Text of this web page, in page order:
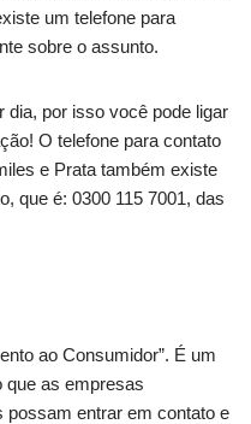
um telefone para
sobre o assunto.
dia, por isso você pode ligar
O telefone para contato
e Prata também existe
que é: 0300 115 7001, das
ao Consumidor”. É um
que as empresas
possam entrar em contato e